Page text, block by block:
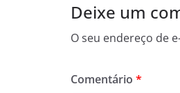
Deixe um
O seu endereço de
Comentário *